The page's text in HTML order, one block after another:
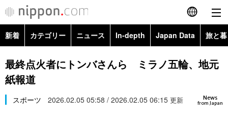
English
简体字
カテゴリー
新着 カテゴリー ニュース In-depth Japan Data 旅と
政治・外交
経済・ビジネス
Topics
最終点火者にトンバさんら ミラノ五輪、地元
紙報道
News
from Japan
スポーツ 2026.02.05 05:58 / 2026.02.05 06:15 更新